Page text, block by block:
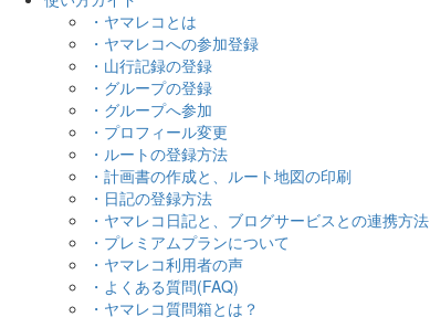
・ヤマレコとは
・ヤマレコへの参加登録
・山行記録の登録
・グループの登録
・グループへ参加
・プロフィール変更
・ルートの登録方法
・計画書の作成と、ルート地図の印刷
・日記の登録方法
・ヤマレコ日記と、ブログサービスとの連携方法
・プレミアムプランについて
・ヤマレコ利用者の声
・よくある質問(FAQ)
・ヤマレコ質問箱とは？